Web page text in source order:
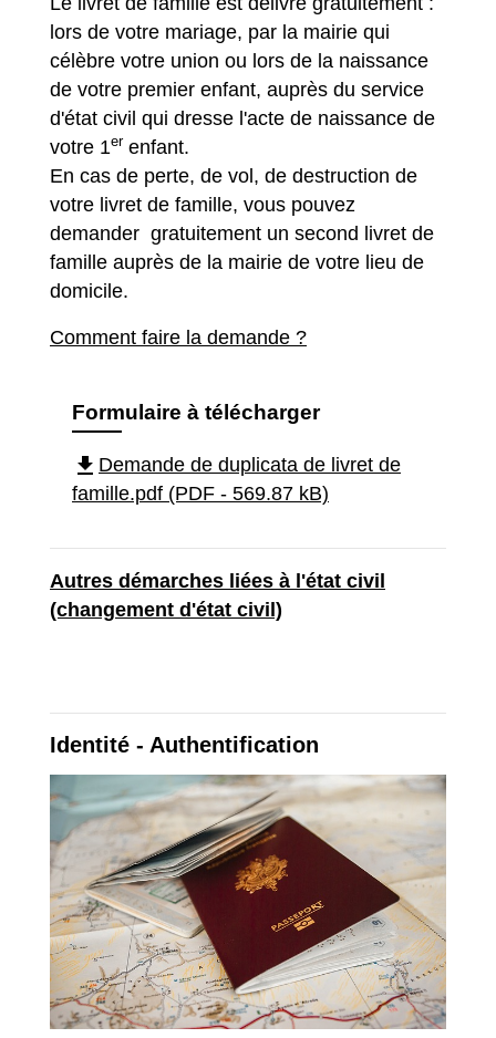
lors de votre mariage, par la mairie qui
célèbre votre union ou lors de la naissance
de votre premier enfant, auprès du service
d'état civil qui dresse l'acte de naissance de
votre 1erenfant.
En cas de perte, de vol, de destruction de
votre livret de famille, vous pouvez
demander gratuitement un second livret de
famille auprès de la mairie de votre lieu de
domicile.
Comment faire la demande ?
Formulaire à télécharger
file_download Demande de duplicata de livret de
famille.pdf (PDF - 569.87 kB)
Autres démarches liées à l'état civil
(changement d'état civil)
Identité - Authentification